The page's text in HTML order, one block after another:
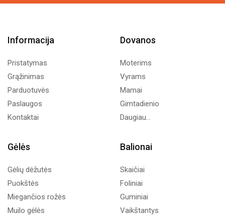
Informacija
Pristatymas
Grąžinimas
Parduotuvės
Paslaugos
Kontaktai
Dovanos
Moterims
Vyrams
Mamai
Gimtadienio
Daugiau...
Gėlės
Gėlių dėžutės
Puokštės
Miegančios rožės
Muilo gėlės
Balionai
Skaičiai
Foliniai
Guminiai
Vaikštantys